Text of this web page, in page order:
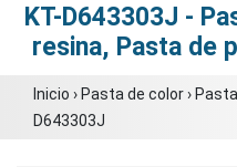
KT-D643303J -
resina, Pasta de
Inicio › Pasta de color›
D643303J